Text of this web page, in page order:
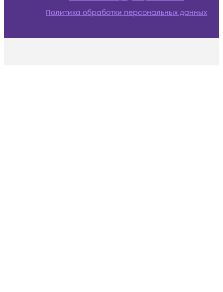
Политика обработки персональных данных